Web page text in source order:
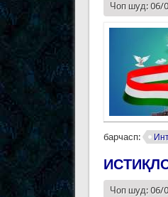
Чоп шуд: 06/
барчасп:
Чоп шуд: 06/